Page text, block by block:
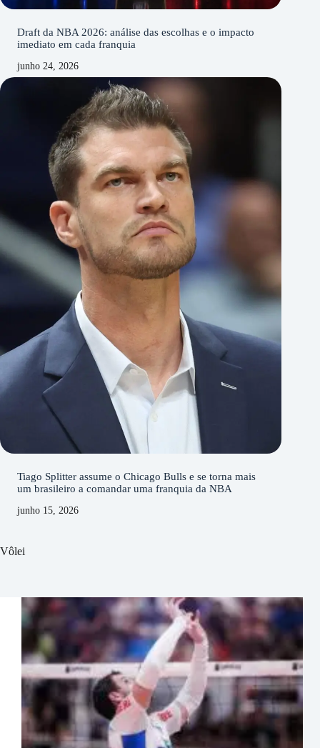
Draft da NBA 2026: análise das escolhas e o impacto
imediato em cada franquia
junho 24, 2026
Tiago Splitter assume o Chicago Bulls e se torna mais
um brasileiro a comandar uma franquia da NBA
junho 15, 2026
Vôlei